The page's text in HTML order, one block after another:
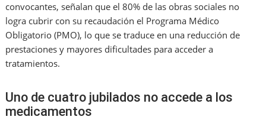
convocantes, señalan queel 80% de las obras sociales no
logra cubrir con su recaudación el Programa Médico
Obligatorio (PMO), lo que se traduce en una reducción de
prestaciones y mayores dificultades para acceder a
tratamientos.
Uno de cuatro jubilados no accede a los
medicamentos